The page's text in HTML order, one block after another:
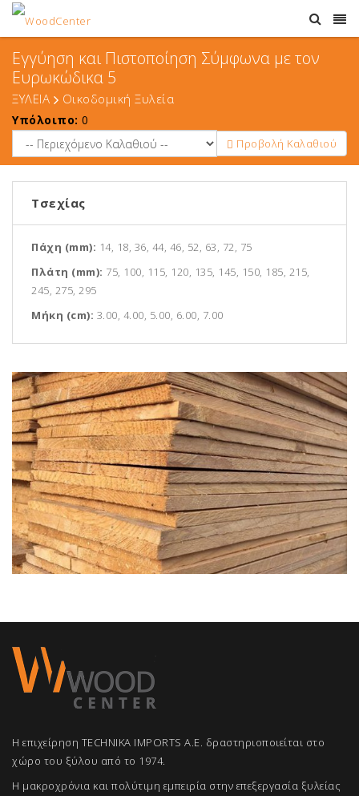
Εγγύηση και Πιστοποίηση Σύμφωνα με τον
Ευρωκώδικα 5
ΞΥΛΕΙΑ Οικοδομική Ξυλεία
Υπόλοιπο: 0
Προβολή Καλαθιού
Τσεχίας
Πάχη (mm): 14, 18, 36, 44, 46, 52, 63, 72, 75
Πλάτη (mm): 75, 100, 115, 120, 135, 145, 150, 185, 215,
245, 275, 295
Μήκη (cm): 3.00, 4.00, 5.00, 6.00, 7.00
Η επιχείρηση TECHNIKA IMPORTS A.E. δραστηριοποιείται στο
χώρο του ξύλου από το 1974.
Η μακροχρόνια και πολύτιμη εμπειρία στην επεξεργασία ξυλείας